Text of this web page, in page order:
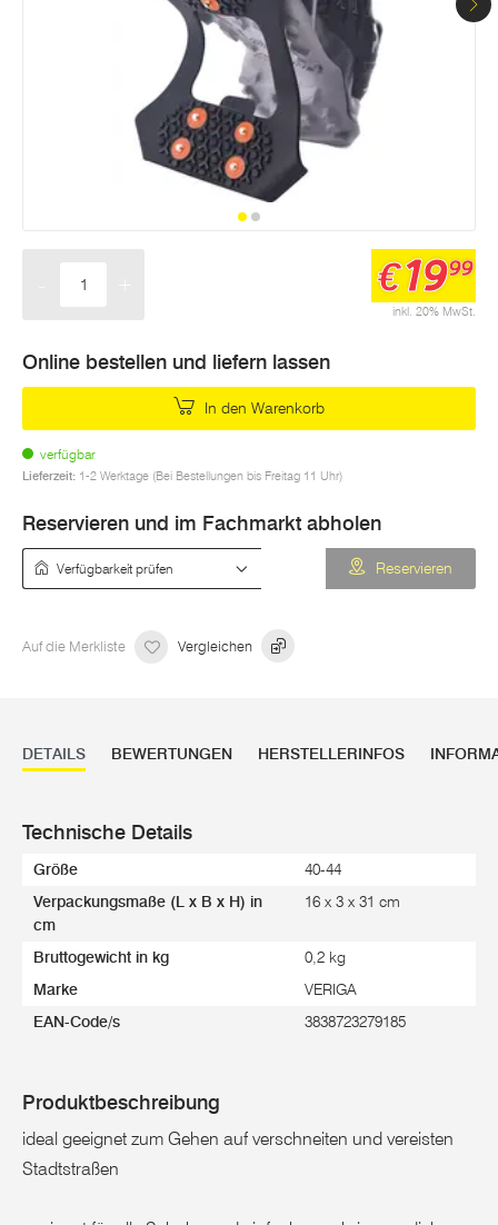
inkl. 20% MwSt.
€1999
Online bestellen und liefern lassen
In den Warenkorb
verfügbar
Lieferzeit: 1-2 Werktage (Bei Bestellungen bis Freitag 11 Uhr)
Reservieren und im Fachmarkt abholen
Reservieren
Auf die Merkliste Vergleichen
DETAILS BEWERTUNGEN HERSTELLERINFOS
Technische Details
Größe 40-44
Verpackungsmaße (L x B x H) in
cm
16 x 3 x 31 cm
Bruttogewicht in kg 0,2 kg
Marke VERIGA
EAN-Code/s 3838723279185
Produktbeschreibung
ideal geeignet zum Gehen auf verschneiten und vereisten
Stadtstraßen